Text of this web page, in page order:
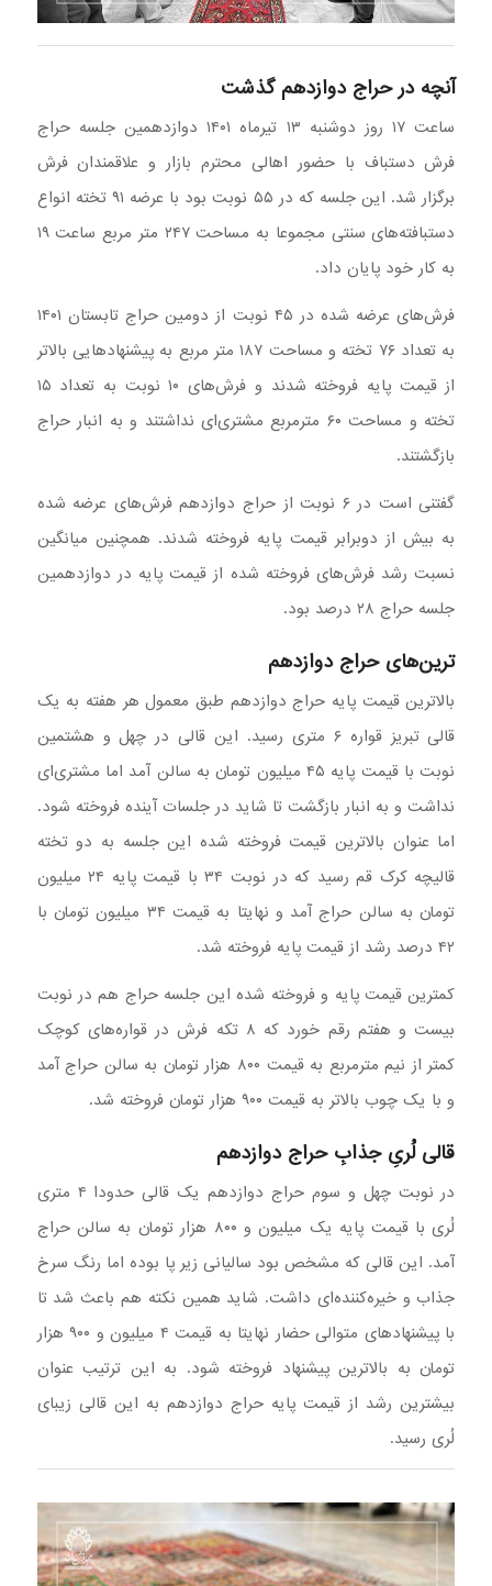
آنچه در حراج دوازدهم گذشت
ساعت ۱۷ روز دوشنبه ۱۳ تیرماه ۱۴۰۱ دوازدهمین جلسه حراج
فرش دستباف با حضور اهالی محترم بازار و علاقمندان فرش
برگزار شد. این جلسه که در ۵۵ نوبت بود با عرضه ۹۱ تخته انواع
دستبافته‌های سنتی مجموعا به مساحت ۲۴۷ متر مربع ساعت ۱۹
به کار خود پایان داد.
فرش‌های عرضه شده در ۴۵ نوبت از دومین حراج تابستان ۱۴۰۱
به تعداد ۷۶ تخته و مساحت ۱۸۷ متر مربع به پیشنهادهایی بالاتر
از قیمت پایه فروخته شدند و فرش‌های ۱۰ نوبت به تعداد ۱۵
تخته و مساحت ۶۰ مترمربع مشتری‌ای نداشتند و به انبار حراج
بازگشتند.
گفتنی است در ۶ نوبت از حراج دوازدهم فرش‌های عرضه شده
به بیش از دوبرابر قیمت پایه فروخته شدند. همچنین میانگین
نسبت رشد فرش‌های فروخته شده از قیمت پایه در دوازدهمین
جلسه حراج ۲۸ درصد بود.
ترین‌های حراج دوازدهم
بالاترین قیمت پایه حراج دوازدهم طبق معمول هر هفته به یک
قالی تبریز قواره ۶ متری رسید. این قالی در چهل و هشتمین
نوبت با قیمت پایه ۴۵ میلیون تومان به سالن آمد اما مشتری‌ای
نداشت و به انبار بازگشت تا شاید در جلسات آینده فروخته شود.
اما عنوان بالاترین قیمت فروخته شده این جلسه به دو تخته
قالیچه کرک قم رسید که در نوبت ۳۴ با قیمت پایه ۲۴ میلیون
تومان به سالن حراج آمد و نهایتا به قیمت ۳۴ میلیون تومان با
۴۲ درصد رشد از قیمت پایه فروخته شد.
کمترین قیمت پایه و فروخته شده این جلسه حراج هم در نوبت
بیست و هفتم رقم خورد که ۸ تکه فرش در قواره‌های کوچک
کمتر از نیم مترمربع به قیمت ۸۰۰ هزار تومان به سالن حراج آمد
و با یک چوب بالاتر به قیمت ۹۰۰ هزار تومان فروخته شد.
قالی لُریِ جذابِ حراج دوازدهم
در نوبت چهل و سوم حراج دوازدهم یک قالی حدودا ۴ متری
لُری با قیمت پایه یک میلیون و ۸۰۰ هزار تومان به سالن حراج
آمد. این قالی که مشخص بود سالیانی زیر پا بوده اما رنگ سرخ
جذاب و خیره‌کننده‌ای داشت. شاید همین نکته هم باعث شد تا
با پیشنهادهای متوالی حضار نهایتا به قیمت ۴ میلیون و ۹۰۰ هزار
تومان به بالاترین پیشنهاد فروخته شود. به این ترتیب عنوان
بیشترین رشد از قیمت پایه حراج دوازدهم به این قالی زیبای
لُری رسید.